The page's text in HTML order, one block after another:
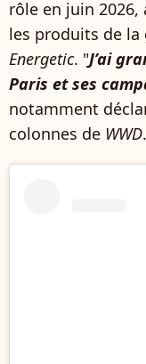
rôle en juin
les produits de
Energetic. "J’ai
Paris et ses
notamment
colonnes de WWD.